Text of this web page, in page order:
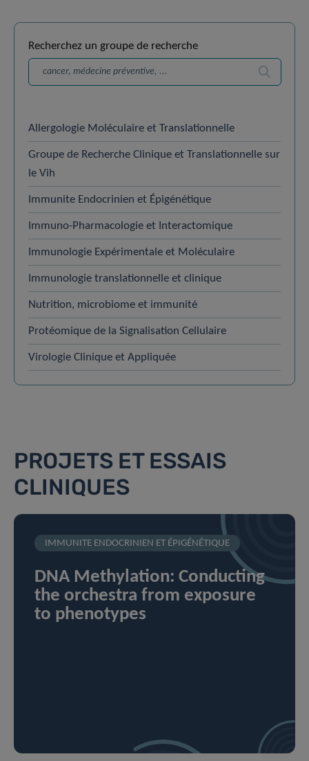
Recherchez un groupe de recherche
Recherche
Allergologie Moléculaire et Translationnelle
Groupe de Recherche Clinique et Translationnelle sur
le Vih
Immunite Endocrinien et Épigénétique
Immuno-Pharmacologie et Interactomique
Immunologie Expérimentale et Moléculaire
Immunologie translationnelle et clinique
Nutrition, microbiome et immunité
Protéomique de la Signalisation Cellulaire
Virologie Clinique et Appliquée
PROJETS ET ESSAIS
CLINIQUES
IMMUNITE ENDOCRINIEN ET ÉPIGÉNÉTIQUE
DNA Methylation: Conducting
the orchestra from exposure
to phenotypes